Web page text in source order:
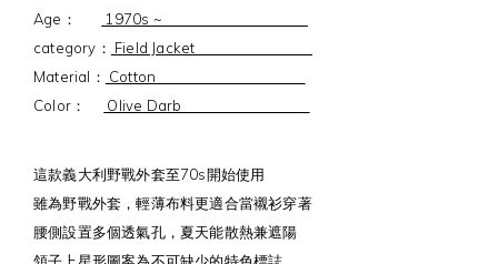
Age：
1970s ~
category： Field Jacket
Material： Cotton
Color：
Olive Darb
這款義大利野戰外套至70s開始使用
雖為野戰外套，輕薄布料更適合當襯衫穿著
腰側設置多個透氣孔，夏天能散熱兼遮陽